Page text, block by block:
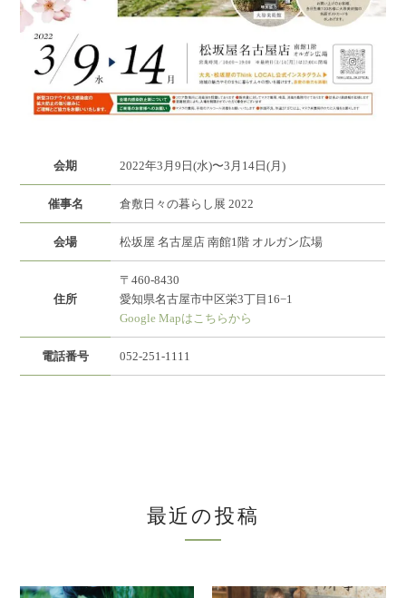
会期 2022年3月9日(水)〜3月14日(月)
催事名 倉敷日々の暮らし展 2022
会場 松坂屋 名古屋店 南館1階 オルガン広場
住所
〒460-8430
愛知県名古屋市中区栄3丁目16−1
Google Mapはこちらから
電話番号 052-251-1111
最近の投稿